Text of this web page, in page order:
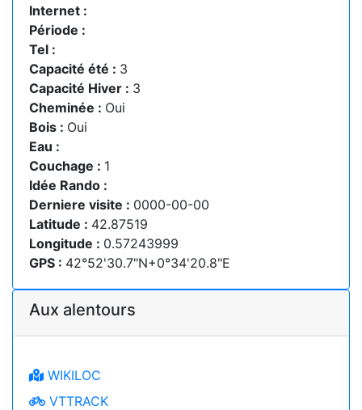
Internet :
Période :
Tel :
Capacité été : 3
Capacité Hiver : 3
Cheminée : Oui
Bois : Oui
Eau :
Couchage : 1
Idée Rando :
Derniere visite : 0000-00-00
Latitude : 42.87519
Longitude : 0.57243999
GPS : 42°52'30.7"N+0°34'20.8"E
Aux alentours
WIKILOC
VTTRACK